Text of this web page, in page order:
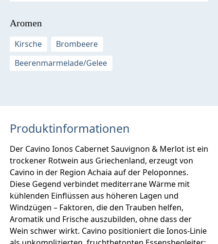
Aromen
Kirsche
Brombeere
Beerenmarmelade/Gelee
Produktinformationen
Der Cavino Ionos Cabernet Sauvignon & Merlot ist ein
trockener Rotwein aus Griechenland, erzeugt von
Cavino in der Region Achaia auf der Peloponnes.
Diese Gegend verbindet mediterrane Wärme mit
kühlenden Einflüssen aus höheren Lagen und
Windzügen – Faktoren, die den Trauben helfen,
Aromatik und Frische auszubilden, ohne dass der
Wein schwer wirkt. Cavino positioniert die Ionos-Linie